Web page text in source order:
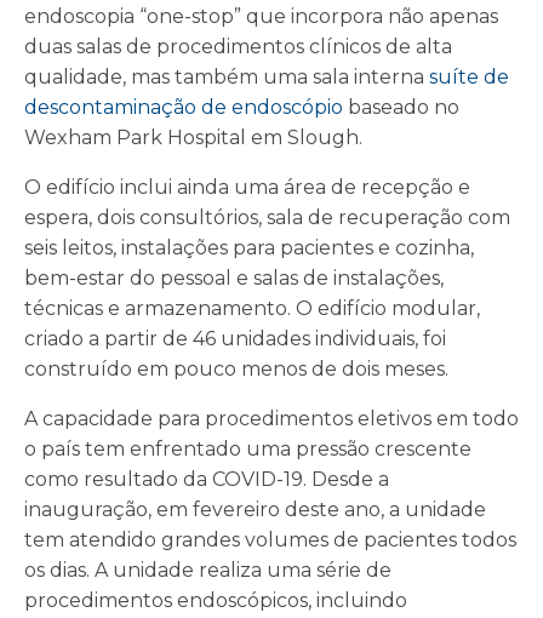
endoscopia “one-stop” que incorpora não apenas
duas salas de procedimentos clínicos de alta
qualidade, mas também uma sala interna suíte de
descontaminação de endoscópio baseado no
Wexham Park Hospital em Slough.
O edifício inclui ainda uma área de recepção e
espera, dois consultórios, sala de recuperação com
seis leitos, instalações para pacientes e cozinha,
bem-estar do pessoal e salas de instalações,
técnicas e armazenamento. O edifício modular,
criado a partir de 46 unidades individuais, foi
construído em pouco menos de dois meses.
A capacidade para procedimentos eletivos em todo
o país tem enfrentado uma pressão crescente
como resultado da COVID-19. Desde a
inauguração, em fevereiro deste ano, a unidade
tem atendido grandes volumes de pacientes todos
os dias. A unidade realiza uma série de
procedimentos endoscópicos, incluindo